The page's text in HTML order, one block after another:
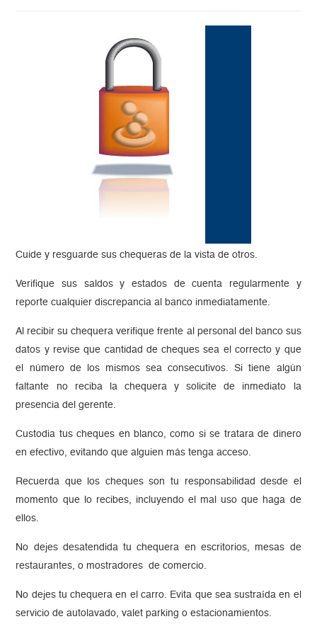
Cuide y resguarde sus chequeras de la vista de otros.
Verifique sus saldos y estados de cuenta regularmente y
reporte cualquier discrepancia al banco inmediatamente.
Al recibir su chequera verifique frente al personal del banco sus
datos y revise que cantidad de cheques sea el correcto y que
el número de los mismos sea consecutivos. Si tiene algún
faltante no reciba la chequera y solicite de inmediato la
presencia del gerente.
Custodia tus cheques en blanco, como si se tratara de dinero
en efectivo, evitando que alguien más tenga acceso.
Recuerda que los cheques son tu responsabilidad desde el
momento que lo recibes, incluyendo el mal uso que haga de
ellos.
No dejes desatendida tu chequera en escritorios, mesas de
restaurantes, o mostradores de comercio.
No dejes tu chequera en el carro. Evita que sea sustraída en el
servicio de autolavado, valet parking o estacionamientos.